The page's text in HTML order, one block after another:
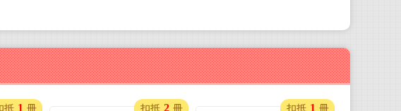
抵 1 冊 扣抵 2 冊 扣抵 1 冊